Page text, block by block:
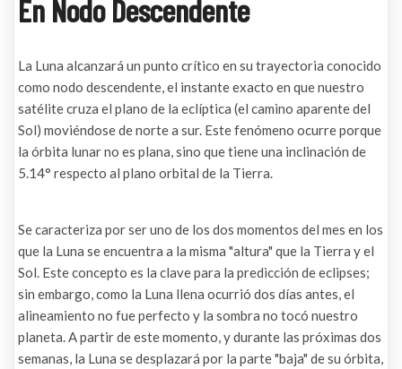
En Nodo Descendente
La Luna alcanzará un punto crítico en su trayectoria conocido
como nodo descendente, el instante exacto en que nuestro
satélite cruza el plano de la eclíptica (el camino aparente del
Sol) moviéndose de norte a sur. Este fenómeno ocurre porque
la órbita lunar no es plana, sino que tiene una inclinación de
5.14° respecto al plano orbital de la Tierra.
Se caracteriza por ser uno de los dos momentos del mes en los
que la Luna se encuentra a la misma "altura" que la Tierra y el
Sol. Este concepto es la clave para la predicción de eclipses;
sin embargo, como la Luna llena ocurrió dos días antes, el
alineamiento no fue perfecto y la sombra no tocó nuestro
planeta. A partir de este momento, y durante las próximas dos
semanas, la Luna se desplazará por la parte "baja" de su órbita,